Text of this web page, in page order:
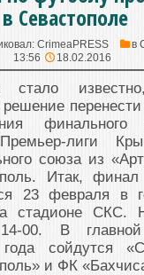
в Севастополе
CrimeaPRESS в
13:56
18.02.2016
стало
решение
финального
лиги
союза из
Итак, финал
23 февраля в
стадионе СКС.
00. В
года сойдутся
и ФК